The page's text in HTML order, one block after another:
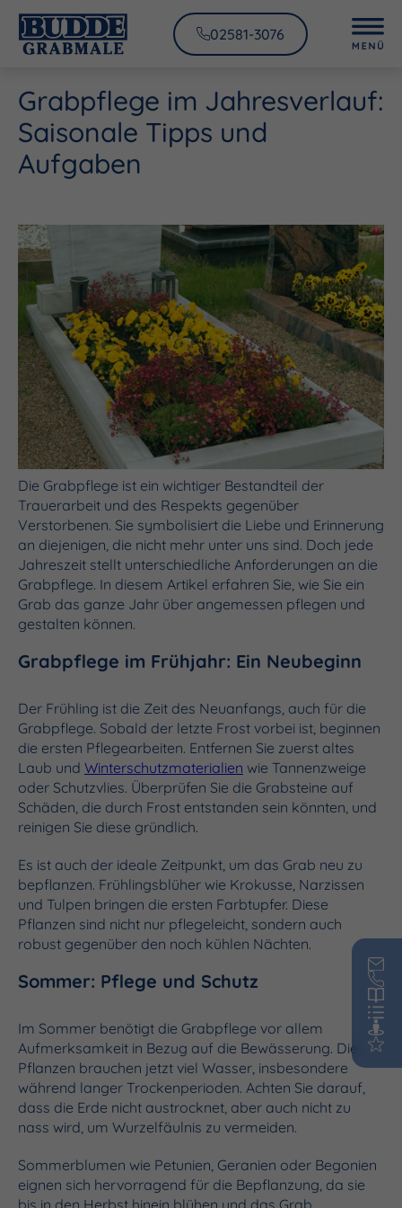
02581-3076
Grabpflege im Jahresverlauf:
Saisonale Tipps und
Aufgaben
Die Grabpflege ist ein wichtiger Bestandteil der
Trauerarbeit und des Respekts gegenüber
Verstorbenen. Sie symbolisiert die Liebe und Erinnerung
an diejenigen, die nicht mehr unter uns sind. Doch jede
Jahreszeit stellt unterschiedliche Anforderungen an die
Grabpflege. In diesem Artikel erfahren Sie, wie Sie ein
Grab das ganze Jahr über angemessen pflegen und
gestalten können.
Grabpflege im Frühjahr: Ein Neubeginn
Der Frühling ist die Zeit des Neuanfangs, auch für die
Grabpflege. Sobald der letzte Frost vorbei ist, beginnen
die ersten Pflegearbeiten. Entfernen Sie zuerst altes
Laub und Winterschutzmaterialien wie Tannenzweige
oder Schutzvlies. Überprüfen Sie die Grabsteine auf
Schäden, die durch Frost entstanden sein könnten, und
reinigen Sie diese gründlich.
Es ist auch der ideale Zeitpunkt, um das Grab neu zu
bepflanzen. Frühlingsblüher wie Krokusse, Narzissen
und Tulpen bringen die ersten Farbtupfer. Diese
Pflanzen sind nicht nur pflegeleicht, sondern auch
robust gegenüber den noch kühlen Nächten.
Sommer: Pflege und Schutz
Im Sommer benötigt die Grabpflege vor allem
Aufmerksamkeit in Bezug auf die Bewässerung. Die
Pflanzen brauchen jetzt viel Wasser, insbesondere
während langer Trockenperioden. Achten Sie darauf,
dass die Erde nicht austrocknet, aber auch nicht zu
nass wird, um Wurzelfäulnis zu vermeiden.
Sommerblumen wie Petunien, Geranien oder Begonien
eignen sich hervorragend für die Bepflanzung, da sie
bis in den Herbst hinein blühen und das Grab